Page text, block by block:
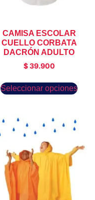
CAMISA ESCOLAR
CUELLO CORBATA
DACRÓN ADULTO
$39.900
Seleccionar opciones